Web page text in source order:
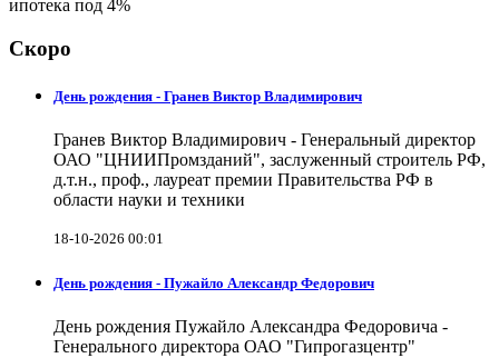
ипотека под 4%
Скоро
День рождения - Гранев Виктор Владимирович
Гранев Виктор Владимирович - Генеральный директор
ОАО "ЦНИИПромзданий", заслуженный строитель РФ,
д.т.н., проф., лауреат премии Правительства РФ в
области науки и техники
18-10-2026 00:01
День рождения - Пужайло Александр Федорович
День рождения Пужайло Александра Федоровича -
Генерального директора ОАО "Гипрогазцентр"